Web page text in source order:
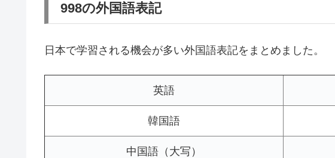
998の外国語表記
日本で学習される機会が多い外国語表記をまとめました。
英語
韓国語
中国語（大写）